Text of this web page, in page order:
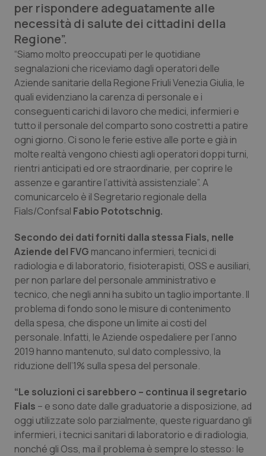
Calabria
Campania
Emilia-Romagna
Friuli Venezia Giulia
Lazio
Liguria
Lombardia
Marche
Molise
Piemonte
Provincia Autonoma di Bolzano
Provincia Autonoma di Trento
Puglia
Sardegna
Asma & BPCO
Car-T
Colesterolo & coronaropatie
Dermatite Atopica
Diabete & glucometri
Disturbi dell’umore
Dolore
Donna & Salute
Epatiti
HIV
Infezioni & Febbre
Ipertensione & Scompenso
Malattie rare
Malattia di Crohn & Rettocolite Ulcerosa
per rispondere adeguatamente alle
necessità di salute dei cittadini della
Regione”.
“Siamo molto preoccupati per le quotidiane
segnalazioni che riceviamo dagli operatori delle
Aziende sanitarie della Regione Friuli Venezia Giulia, le
quali evidenziano la carenza di personale e i
conseguenti carichi di lavoro che medici, infermieri e
tutto il personale del comparto sono costretti a patire
ogni giorno. Ci sono le ferie estive alle porte e già in
molte realtà vengono chiesti agli operatori doppi turni,
rientri anticipati ed ore straordinarie, per coprire le
assenze e garantire l’attività assistenziale”. A
comunicarcelo è il Segretario regionale della
Fials/Confsal Fabio Pototschnig.
Secondo dei dati forniti dalla stessa Fials, nelle
Aziende del FVG mancano infermieri, tecnici di
radiologia e di laboratorio, fisioterapisti, OSS e ausiliari,
per non parlare del personale amministrativo e
tecnico, che negli anni ha subito un taglio importante. Il
problema di fondo sono le misure di contenimento
della spesa, che dispone un limite ai costi del
personale. Infatti, le Aziende ospedaliere per l’anno
2019 hanno mantenuto, sul dato complessivo, la
riduzione dell’1% sulla spesa del personale.
“Le soluzioni ci sarebbero – continua il segretario
Fials – e sono date dalle graduatorie a disposizione, ad
oggi utilizzate solo parzialmente, queste riguardano gli
infermieri, i tecnici sanitari di laboratorio e di radiologia,
nonché gli Oss, ma il problema è sempre lo stesso: le